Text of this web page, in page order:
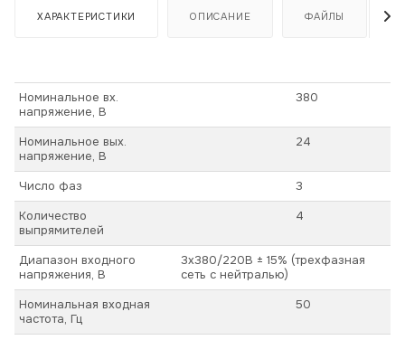
ХАРАКТЕРИСТИКИ ОПИСАНИЕ ФАЙЛЫ
Номинальное вх.
напряжение, В
380
Номинальное вых.
напряжение, В
24
Число фаз
3
Количество
выпрямителей
4
Диапазон входного
напряжения, В
3х380/220В ± 15% (трехфазная
сеть с нейтралью)
Номинальная входная
частота, Гц
50